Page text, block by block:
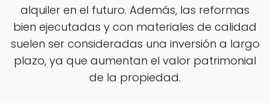
alquiler en el futuro. Además, las reformas
bien ejecutadas y con materiales de calidad
suelen ser consideradas una inversión a largo
plazo, ya que aumentan el valor patrimonial
de la propiedad.